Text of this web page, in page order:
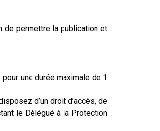
de permettre la publication et
une durée maximale de 1
d’un droit d’accès, de
le Délégué à la Protection